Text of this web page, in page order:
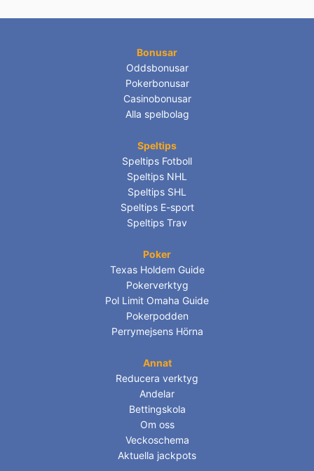
Bonusar
Oddsbonusar
Pokerbonusar
Casinobonusar
Alla spelbolag
Speltips
Speltips Fotboll
Speltips NHL
Speltips SHL
Speltips E-sport
Speltips Trav
Poker
Texas Holdem Guide
Pokerverktyg
Pol Limit Omaha Guide
Pokerpodden
Perrymejsens Hörna
Annat
Reducera verktyg
Andelar
Bettingskola
Om oss
Veckoschema
Aktuella jackpots